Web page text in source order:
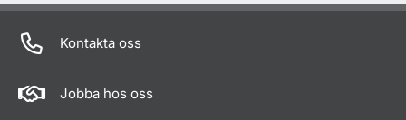
Kontakta oss
Jobba hos oss